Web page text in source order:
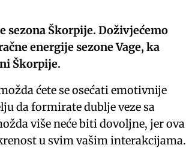
sezona Škorpije. Doživjećemo
energije sezone Vage, ka
Škorpije.
ćete se osećati emotivnije
da formirate dublje veze sa
više neće biti dovoljne, jer ova
u svim vašim interakcijama.